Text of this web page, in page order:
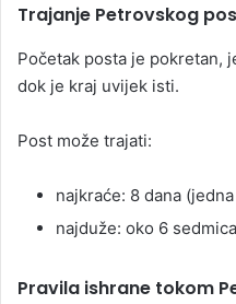
Trajanje Petrovskog
Početak posta je pokretan,
dok je kraj uvijek isti.
Post može trajati:
najkraće: 8 dana
najduže: oko 6 sedmica
Pravila ishrane tokom